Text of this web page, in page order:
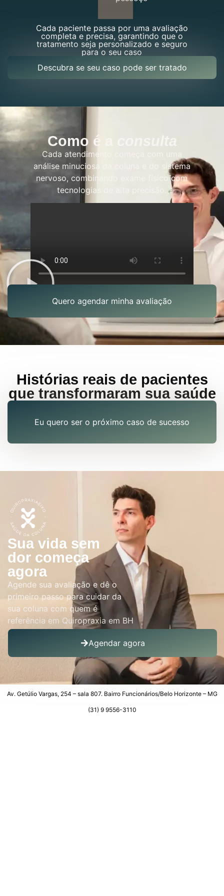
Cada paciente passa por uma avaliação
completa e precisa, garantindo que o
tratamento seja personalizado e seguro
para o seu caso
Descubra se seu caso pode ser tratado
Como é a consulta
Cada atendimento começa com uma
análise minuciosa da coluna e do sistema
nervoso, combinando exame físico com
tecnologias de alta precisão.
Quero agendar minha avaliação
Histórias reais de pacientes
que transformaram sua saúde
Eu quero ser o próximo caso de sucesso
Sua vida sem
dor começa
agora
Agende sua avaliação e dê o
primeiro passo para cuidar da
sua coluna com quem é
referência em Quiropraxia em BH
Agendar agora
Av. Getúlio Vargas, 254 – sala 807. Bairro Funcionários/Belo Horizonte – MG
(31) 9 9556-3110